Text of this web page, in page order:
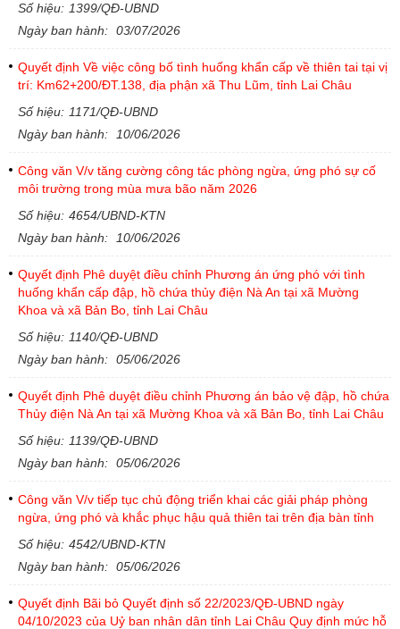
Số hiệu: 1399/QĐ-UBND
Ngày ban hành: 03/07/2026
Quyết định Về việc công bố tình huống khẩn cấp về thiên tai tại vị
trí: Km62+200/ĐT.138, địa phận xã Thu Lũm, tỉnh Lai Châu
Số hiệu: 1171/QĐ-UBND
Ngày ban hành:
10/06/2026
Công văn V/v tăng cường công tác phòng ngừa, ứng phó sự cố
môi trường trong mùa mưa bão năm 2026
Số hiệu: 4654/UBND-KTN
Ngày ban hành:
10/06/2026
Quyết định Phê duyệt điều chỉnh Phương án ứng phó với tình
huống khẩn cấp đập, hồ chứa thủy điện Nà An tại xã Mường
Khoa và xã Bản Bo, tỉnh Lai Châu
Số hiệu: 1140/QĐ-UBND
Ngày ban hành: 05/06/2026
Quyết định Phê duyệt điều chỉnh Phương án bảo vệ đập, hồ chứa
Thủy điện Nà An tại xã Mường Khoa và xã Bản Bo, tỉnh Lai Châu
Số hiệu: 1139/QĐ-UBND
Ngày ban hành: 05/06/2026
Công văn V/v tiếp tục chủ động triển khai các giải pháp phòng
ngừa, ứng phó và khắc phục hậu quả thiên tai trên địa bàn tỉnh
Số hiệu: 4542/UBND-KTN
Ngày ban hành: 05/06/2026
Quyết định Bãi bỏ Quyết định số 22/2023/QĐ-UBND ngày
04/10/2023 của Uỷ ban nhân dân tỉnh Lai Châu Quy định mức hỗ